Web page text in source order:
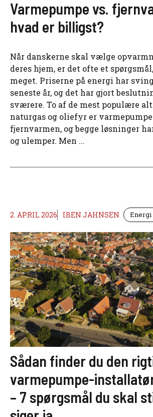
Varmepumpe vs.
hvad er billigst?
Når danskerne skal vælge
deres hjem, er det ofte et
meget. Priserne på energi har
seneste år, og det har gjort
sværere. To af de mest populære
naturgas og oliefyr er
fjernvarmen, og begge løsninger
og ulemper. Men ...
2. APRIL 2026 IBEN JAHNSEN
Sådan finder du den
varmepumpe-
– 7 spørgsmål du skal